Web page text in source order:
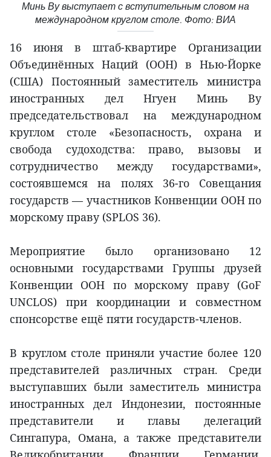
Минь Ву выступает с вступительным словом на
международном круглом столе. Фото: ВИА
16 июня в штаб-квартире Организации
Объединённых Наций (ООН) в Нью-Йорке
(США) Постоянный заместитель министра
иностранных дел Нгуен Минь Ву
председательствовал на международном
круглом столе «Безопасность, охрана и
свобода судоходства: право, вызовы и
сотрудничество между государствами»,
состоявшемся на полях 36-го Совещания
государств — участников Конвенции ООН по
морскому праву (SPLOS 36).
Мероприятие было организовано 12
основными государствами Группы друзей
Конвенции ООН по морскому праву (GoF
UNCLOS) при координации и совместном
спонсорстве ещё пяти государств-членов.
В круглом столе приняли участие более 120
представителей различных стран. Среди
выступавших были заместитель министра
иностранных дел Индонезии, постоянные
представители и главы делегаций
Сингапура, Омана, а также представители